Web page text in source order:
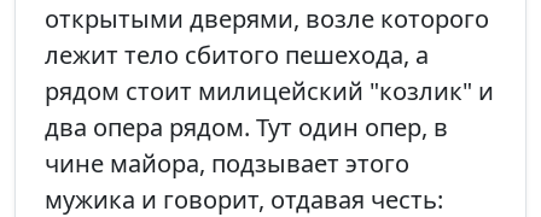
открытыми дверями, возле которого
лежит тело сбитого пешехода, а
рядом стоит милицейский "козлик" и
два опера рядом. Тут один опер, в
чине майора, подзывает этого
мужика и говорит, отдавая честь: